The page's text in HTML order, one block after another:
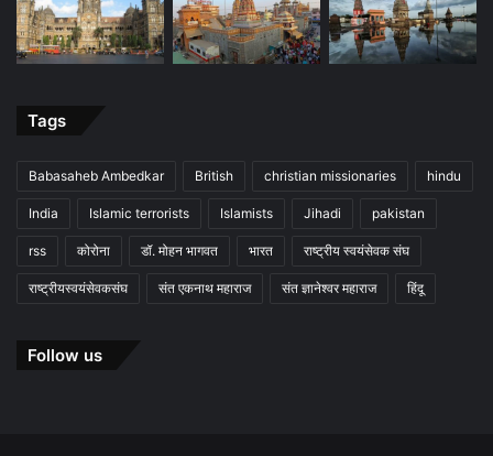
Tags
Babasaheb Ambedkar British christian missionaries hindu
India Islamic terrorists Islamists Jihadi pakistan
rss कोरोना डॉ. मोहन भागवत भारत राष्ट्रीय स्वयंसेवक संघ
राष्ट्रीयस्वयंसेवकसंघ संत एकनाथ महाराज संत ज्ञानेश्वर महाराज हिंदू
Follow us